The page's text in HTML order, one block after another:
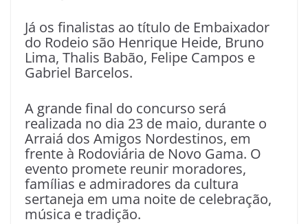
Já os finalistas ao título de Embaixador
do Rodeio são Henrique Heide, Bruno
Lima, Thalis Babão, Felipe Campos e
Gabriel Barcelos.
A grande final do concurso será
realizada no dia 23 de maio, durante o
Arraiá dos Amigos Nordestinos, em
frente à Rodoviária de Novo Gama. O
evento promete reunir moradores,
famílias e admiradores da cultura
sertaneja em uma noite de celebração,
música e tradição.